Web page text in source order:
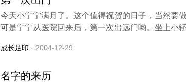
今天小宁宁满月了。这个值得祝贺的日子，当然要
可是宁宁从医院回来后，第一次出远门哟。坐上小
成长足印 · 2004-12-29
名字的来历